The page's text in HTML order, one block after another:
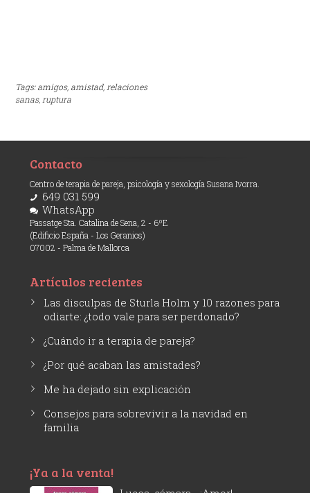
Tags:amigos, amistad, relaciones
sanas, ruptura
Contacto
Centro de terapia de pareja, psicología y sexología Susana Ivorra.
649 031 599
WhatsApp
Passatge Sta. Catalina de Sena, 2 - 6ºE
(Edificio España - Los Geranios)
07002 - Palma de Mallorca
Artículos recientes
Las disculpas de Sturla Holm y 10 razones para
odiarte: ¿todo vale para ser perdonado?
¿Cuándo ir a terapia de pareja?
¿Por qué acaban las amistades?
Me ha dejado sin explicación
Consejos para sobrevivir a la navidad en
familia
¡Ya a la venta!